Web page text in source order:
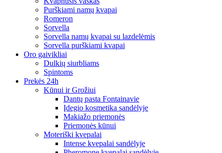
Purškiami namų kvapai
Romeron
Sorvella
Sorvella namų kvapai su lazdelėmis
Sorvella purškiami kvapai
Oro gaivikliai
Dulkių siurbliams
Spintoms
Prekės 24h
Kūnui ir Grožiui
Dantų pasta Fontainavie
Įdegio kosmetika sandėlyje
Makiažo priemonės
Priemonės kūnui
Moteriški kvepalai
Intense kvepalai sandėlyje